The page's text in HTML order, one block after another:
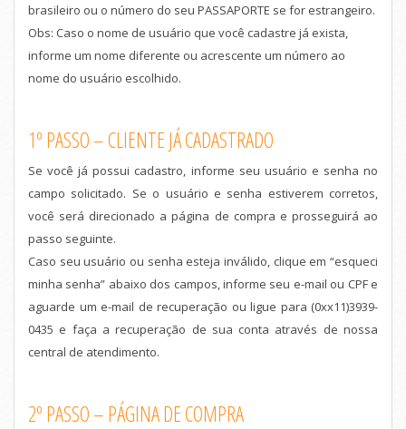
brasileiro ou o número do seu PASSAPORTE se for estrangeiro.
Obs: Caso o nome de usuário que você cadastre já exista,
informe um nome diferente ou acrescente um número ao
nome do usuário escolhido.
1º PASSO – CLIENTE JÁ CADASTRADO
Se você já possui cadastro, informe seu usuário e senha no
campo solicitado. Se o usuário e senha estiverem corretos,
você será direcionado a página de compra e prosseguirá ao
passo seguinte.
Caso seu usuário ou senha esteja inválido, clique em “esqueci
minha senha” abaixo dos campos, informe seu e-mail ou CPF e
aguarde um e-mail de recuperação ou ligue para (0xx11)3939-
0435 e faça a recuperação de sua conta através de nossa
central de atendimento.
2º PASSO – PÁGINA DE COMPRA